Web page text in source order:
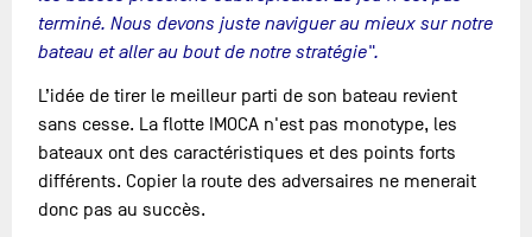
terminé. Nous devons juste naviguer au mieux sur notre
bateau et aller au bout de notre stratégie".
L’idée de tirer le meilleur parti de son bateau revient
sans cesse. La flotte IMOCA n'est pas monotype, les
bateaux ont des caractéristiques et des points forts
différents. Copier la route des adversaires ne menerait
donc pas au succès.